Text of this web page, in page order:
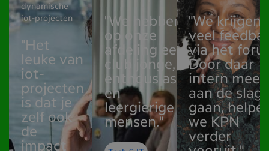
dynamische
iot-projecten
"Het
leuke van
iot-
projecten
is dat je
zelf ook
de
impact
"We hebben
op onze
afdeling een
club jonge,
enthousiaste
en
leergierige
mensen."
Tech & IT
"We krijgen
veel
via het
Door daar
intern mee
aan de slag
gaan,
we KPN
verder
vooruit."